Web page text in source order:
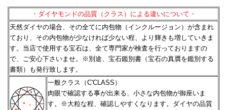
・ダイヤモンドの品質（クラス）による違いについて・
天然ダイヤの場合、その全てに内包物（インクルージョン）が含まれ
ており、その内包物が少なければ少ない程、 より輝きも増していきま
す。当店で使用する宝石は、全て専門家が検査を行っておりますの
で、ご安心下さいませ。
※別途、宝石鑑別書（宝石の真贋を鑑別する
書類）も発行致します。
一般クラス（C'CLASS）
肉眼で確認する事が出来る、小さな内包物が御座いま
す。※大粒な程、確認しやすくなります。 ダイヤの品質